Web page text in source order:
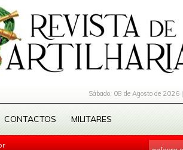
Sábado, 08 de Agosto de 2026 |
CONTACTOS MILITARES